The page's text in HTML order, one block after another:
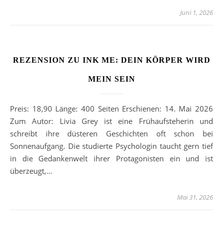
Juni 1, 2026
REZENSION ZU INK ME: DEIN KÖRPER WIRD
MEIN SEIN
Preis: 18,90 Länge: 400 Seiten Erschienen: 14. Mai 2026
Zum Autor: Livia Grey ist eine Frühaufsteherin und
schreibt ihre düsteren Geschichten oft schon bei
Sonnenaufgang. Die studierte Psychologin taucht gern tief
in die Gedankenwelt ihrer Protagonisten ein und ist
überzeugt,…
Mai 31, 2026